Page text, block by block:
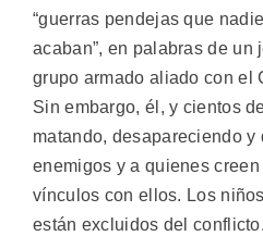
“guerras pendejas que
acaban”, en palabras de un
grupo armado aliado con el
Sin embargo, él, y cientos
matando, desapareciendo
enemigos y a quienes
vínculos con ellos. Los
están excluidos del conflicto.